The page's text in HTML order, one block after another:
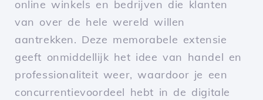
online winkels en bedrijven die klanten
van over de hele wereld willen
aantrekken. Deze memorabele extensie
geeft onmiddellijk het idee van handel en
professionaliteit weer, waardoor je een
concurrentievoordeel hebt in de digitale